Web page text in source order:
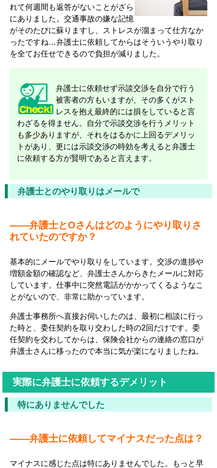
れて何週間も返答がないことがざら
にありました。交通事故の嫌な記憶
がそのたびに蘇りますし、ストレスが溜まって仕方なか
ったですね…弁護士に依頼してからはそういうやり取り
を全てお任せできるので負担が減りました。
弁護士に依頼せず示談交渉を自分で行う
被害者の方もいますが、その多くがスト
レスを抱え最終的には損をしていると言
わざるを得ません。自分で示談交渉を行うメリット
も多少ありますが、それをはるかに上回るデメリッ
トがあり、更には示談交渉の時効を考えると弁護士
に依頼する方が賢明であると言えます。
弁護士とのやり取りはメールで
――弁護士とOさんはどのようにやり取りさ
れていたのですか？
基本的にメールでやり取りをしています。交渉の進捗や
増額金額の確認など、弁護士さんからきたメールに対応
しています。仕事中に突然電話がかかってくるようなこ
とがないので、非常に助かっています。
弁護士事務所へ直接お伺いしたのは、最初に相談に行っ
た時と、委任契約を取り交わした時の2回だけです。委
任契約を交わしてからは、保険会社からの連絡の窓口が
弁護士さんに移ったので本当に気が楽になりましたね。
実際に弁護士に依頼するデメリット
特にありませんでした
――弁護士に依頼してマイナスだった点は？
マイナスに感じた点は特にありませんでした。もっと早